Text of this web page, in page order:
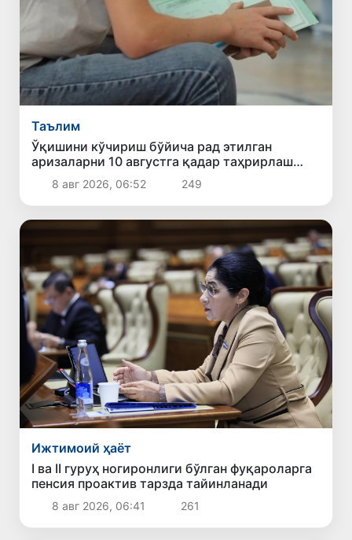
Таълим
Ўқишини кўчириш бўйича рад этилган
аризаларни 10 августга қадар таҳрирлаш
мумкин
8 авг 2026, 06:52 249
Ижтимоий ҳаёт
I ва II гуруҳ ногиронлиги бўлган фуқароларга
пенсия проактив тарзда тайинланади
8 авг 2026, 06:41 261